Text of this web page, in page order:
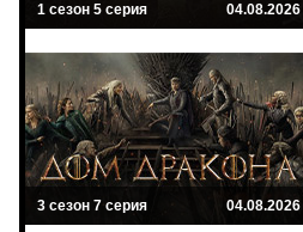
1 сезон 5 серия 04.08.2026
3 сезон 7 серия 04.08.2026